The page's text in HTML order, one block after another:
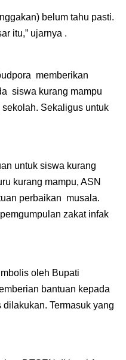
belum tahu pasti.
itu,” ujarnya .
memberikan
siswa kurang mampu
Sekaligus untuk
untuk siswa kurang
kurang mampu, ASN
perbaikan musala.
zakat infak
oleh Bupati
bantuan kepada
Termasuk yang